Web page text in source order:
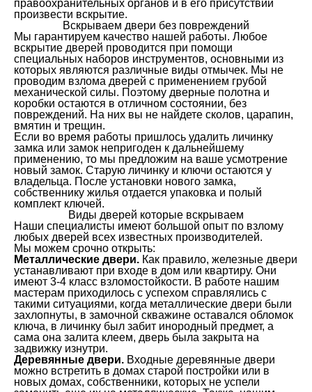
правоохранительных органов и в его присутствии
произвести вскрытие.
Вскрываем двери без повреждений
Мы гарантируем качество нашей работы. Любое
вскрытие дверей проводится при помощи
специальных наборов инструментов, основными из
которых являются различные виды отмычек. Мы не
проводим взлома дверей с применением грубой
механической силы. Поэтому дверные полотна и
коробки остаются в отличном состоянии, без
повреждений. На них вы не найдете сколов, царапин,
вмятин и трещин.
Если во время работы пришлось удалить личинку
замка или замок непригоден к дальнейшему
применению, то мы предложим на ваше усмотрение
новый замок. Старую личинку и ключи остаются у
владельца. После установки нового замка,
собственнику жилья отдается упаковка и полый
комплект ключей.
Виды дверей которые вскрываем
Наши специалисты имеют большой опыт по взлому
любых дверей всех известных производителей.
Мы можем срочно открыть:
Металлические двери. Как правило, железные двери
устанавливают при входе в дом или квартиру. Они
имеют 3-4 класс взломостойкости. В работе нашим
мастерам приходилось с успехом справлялись с
такими ситуациями, когда металлические двери были
захлопнуты, в замочной скважине оставался обломок
ключа, в личинку был забит инородный предмет, а
сама она залита клеем, дверь была закрыта на
задвижку изнутри.
Деревянные двери. Входные деревянные двери
можно встретить в домах старой постройки или в
новых домах, собственники, которых не успели